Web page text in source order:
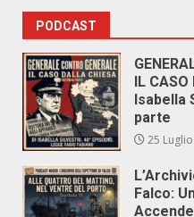
PODCAST
IL CASO
Isabella
parte
25
Falco: